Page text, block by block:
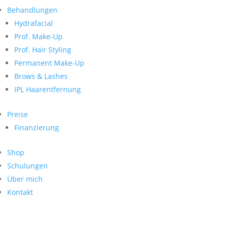
Behandlungen
Hydrafacial
Prof. Make-Up
Prof. Hair Styling
Permanent Make-Up
Brows & Lashes
IPL Haarentfernung
Preise
Finanzierung
Shop
Schulungen
Über mich
Kontakt
nach:
Neueste Kommentare
Archiv
Kategorien
Keine Kategorien
Meta
Anmelden
Feed der Einträge
WordPress.org
Search
nach:
Archive
Kontakt
Impressum
Datenschutz